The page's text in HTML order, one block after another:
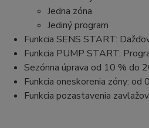
Jedna zóna
Jediný program
Funkcia SENS START:
Funkcia PUMP START:
Sezónna úprava od 10 % do
Funkcia oneskorenia zóny: od
Funkcia pozastavenia